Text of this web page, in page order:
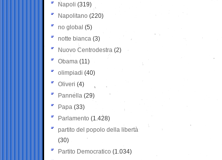
Napoli (319)
Napolitano (220)
no global (5)
notte bianca (3)
Nuovo Centrodestra (2)
Obama (11)
olimpiadi (40)
Oliveri (4)
Pannella (29)
Papa (33)
Parlamento (1.428)
partito del popolo della libertà
(30)
Partito Democratico (1.034)